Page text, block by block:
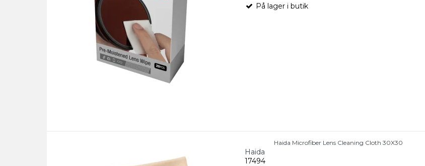
På lager i butik
Haida Microfiber Lens Cleaning Cloth 30X30
Haida
17494